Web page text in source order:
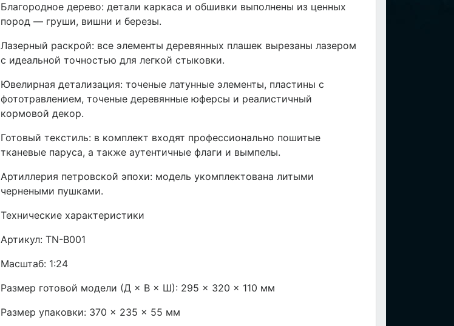
Благородное дерево: детали каркаса и обшивки выполнены из ценных
пород — груши, вишни и березы.
Лазерный раскрой: все элементы деревянных плашек вырезаны лазером
с идеальной точностью для легкой стыковки.
Ювелирная детализация: точеные латунные элементы, пластины с
фототравлением, точеные деревянные юферсы и реалистичный
кормовой декор.
Готовый текстиль: в комплект входят профессионально пошитые
тканевые паруса, а также аутентичные флаги и вымпелы.
Артиллерия петровской эпохи: модель укомплектована литыми
чернеными пушками.
Технические характеристики
Артикул: TN-B001
Масштаб: 1:24
Размер готовой модели (Д × В × Ш): 295 × 320 × 110 мм
Размер упаковки: 370 × 235 × 55 мм